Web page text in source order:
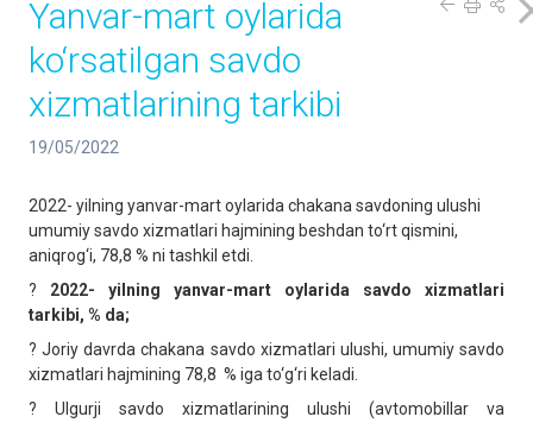
Yanvar-mart oylarida
ko‘rsatilgan savdo
xizmatlarining tarkibi
19/05/2022
2022- yilning yanvar-mart oylarida chakana savdoning ulushi
umumiy savdo xizmatlari hajmining beshdan to‘rt qismini,
aniqrog‘i, 78,8 % ni tashkil etdi.
? 2022- yilning yanvar-mart oylarida savdo xizmatlari
tarkibi, % da;
? Joriy davrda chakana savdo xizmatlari ulushi, umumiy savdo
xizmatlari hajmining 78,8 % iga to‘g‘ri keladi.
? Ulgurji savdo xizmatlarining ulushi (avtomobillar va